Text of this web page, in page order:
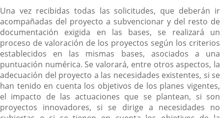
Una vez recibidas todas las solicitudes, que deberán ir
acompañadas del proyecto a subvencionar y del resto de
documentación exigida en las bases, se realizará un
proceso de valoración de los proyectos según los criterios
establecidos en las mismas bases, asociados a una
puntuación numérica. Se valorará, entre otros aspectos, la
adecuación del proyecto a las necesidades existentes, si se
han tenido en cuenta los objetivos de los planes vigentes,
el impacto de las actuaciones que se plantean, si son
proyectos innovadores, si se dirige a necesidades no